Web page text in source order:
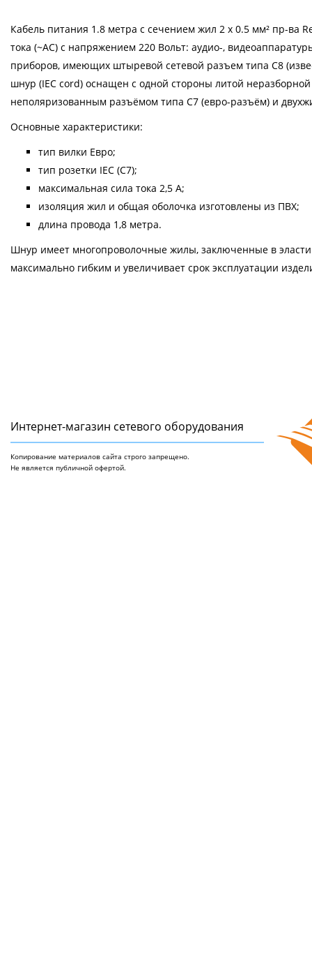
Кабель питания 1.8 метра с сечением жил 2 x 0.5 мм² пр-ва
тока (~AC) с напряжением 220 Bольт: аудио-,
приборов, имеющих штыревой сетевой разъем типа С8
шнур (IEC cord) оснащен с одной стороны литой
неполяризованным разъёмом типа C7 (евро-разъём) и
Основные характеристики:
тип вилки Евро;
тип розетки IEC (C7);
максимальная сила тока 2,5 А;
изоляция жил и общая оболочка изготовлены из ПВХ;
длина провода 1,8 метра.
Шнур имеет многопроволочные жилы, заключенные в
максимально гибким и увеличивает срок эксплуатации
Интернет-магазин сетeвого оборудования
Копирование материалов сайта строго запрещено.
Не является публичной офертой.